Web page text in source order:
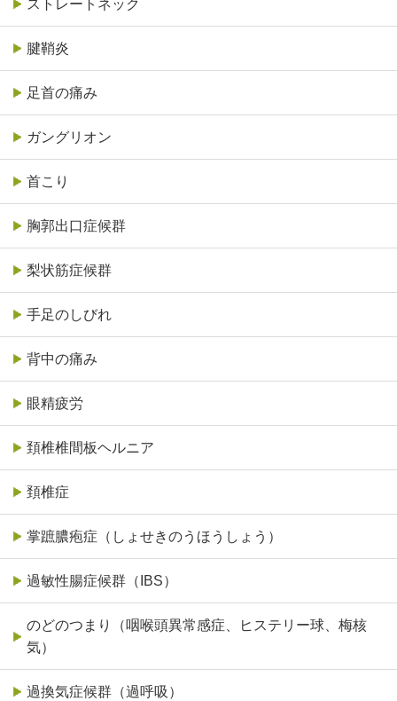
ストレートネック
腱鞘炎
足首の痛み
ガングリオン
首こり
胸郭出口症候群
梨状筋症候群
手足のしびれ
背中の痛み
眼精疲労
頚椎椎間板ヘルニア
頚椎症
掌蹠膿疱症（しょせきのうほうしょう）
過敏性腸症候群（IBS）
のどのつまり（咽喉頭異常感症、ヒステリー球、梅核
気）
過換気症候群（過呼吸）